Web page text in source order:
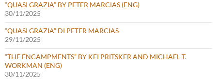
“QUASI GRAZIA” BY PETER MARCIAS (ENG)
30/11/2025
“QUASI GRAZIA” DI PETER MARCIAS
29/11/2025
“THE ENCAMPMENTS” BY KEI PRITSKER AND MICHAEL T.
WORKMAN (ENG)
30/11/2025